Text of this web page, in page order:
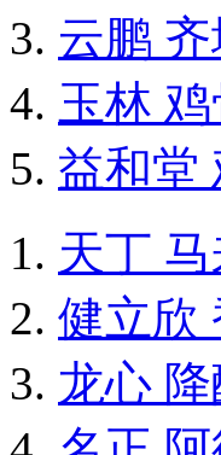
云鹏
玉林
益和堂
天丁
健立欣
龙心